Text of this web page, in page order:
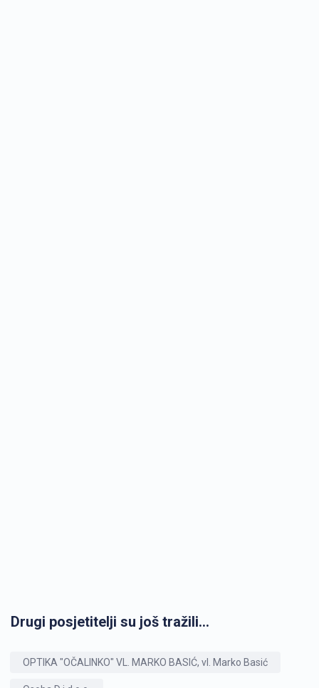
Drugi posjetitelji su još tražili...
OPTIKA "OČALINKO" VL. MARKO BASIĆ, vl. Marko Basić